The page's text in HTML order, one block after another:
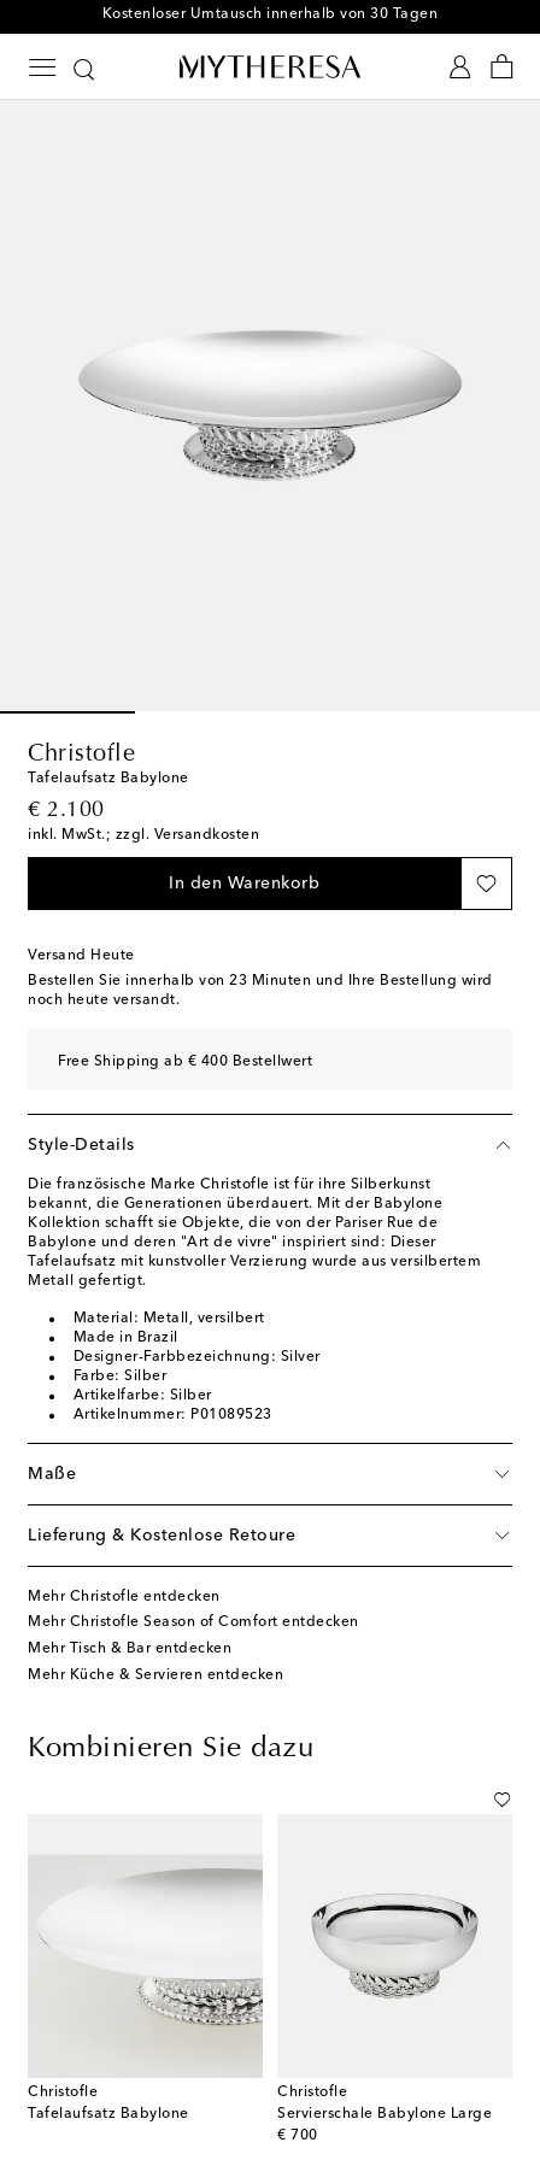
Kostenloser Umtausch innerhalb von 30 Tagen
Christofle
Tafelaufsatz Babylone
€ 2.100
original price
inkl. MwSt.; zzgl. Versandkosten
In den Warenkorb
Versand Heute
Bestellen Sie innerhalb von 23 Minuten und Ihre Bestellung wird
noch heute versandt.
Free Shipping ab € 400 Bestellwert
Style-Details
Die französische Marke Christofle ist für ihre Silberkunst
bekannt, die Generationen überdauert. Mit der Babylone
Kollektion schafft sie Objekte, die von der Pariser Rue de
Babylone und deren "Art de vivre" inspiriert sind: Dieser
Tafelaufsatz mit kunstvoller Verzierung wurde aus versilbertem
Metall gefertigt.
Material: Metall, versilbert
Made in Brazil
Designer-Farbbezeichnung: Silver
Farbe: Silber
Artikelfarbe: Silber
Artikelnummer: P01089523
Maße
Lieferung & Kostenlose Retoure
Mehr Christofle entdecken
Mehr Christofle Season of Comfort entdecken
Mehr Tisch & Bar entdecken
Mehr Küche & Servieren entdecken
Kombinieren Sie dazu
Christofle
Tafelaufsatz Babylone
Christofle
Servierschale Babylone Large
€ 700
original price